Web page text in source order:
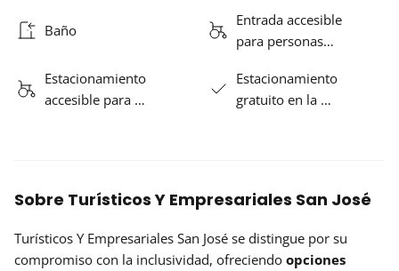
Baño
Entrada accesible
para personas…
Estacionamiento
accesible para …
Estacionamiento
gratuito en la …
Sobre Turísticos Y Empresariales San José
Turísticos Y Empresariales San José se distingue por su
compromiso con la inclusividad, ofreciendo opciones